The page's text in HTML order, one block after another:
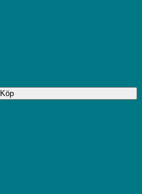
Köp